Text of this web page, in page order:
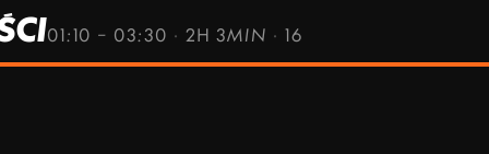
01:10 – 03:30 · 2H 3MIN · 16